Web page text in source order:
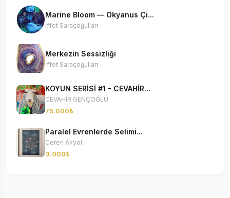
Marine Bloom — Okyanus Çi...
İffet Saraçoğulları
Merkezin Sessizliği
İffet Saraçoğulları
KOYUN SERİSİ #1 - CEVAHİR...
CEVAHİR GENÇOĞLU
75.000₺
Paralel Evrenlerde Selimi...
Ceren Akyol
3.000₺